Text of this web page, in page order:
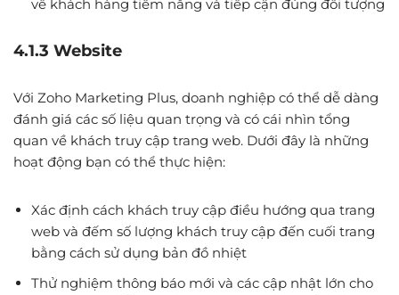
về khách hàng tiềm năng và tiếp cận đúng đối tượng
4.1.3 Website
Với Zoho Marketing Plus, doanh nghiệp có thể dễ dàng
đánh giá các số liệu quan trọng và có cái nhìn tổng
quan về khách truy cập trang web. Dưới đây là những
hoạt động bạn có thể thực hiện:
Xác định cách khách truy cập điều hướng qua trang
web và đếm số lượng khách truy cập đến cuối trang
bằng cách sử dụng bản đồ nhiệt
Thử nghiệm thông báo mới và các cập nhật lớn cho